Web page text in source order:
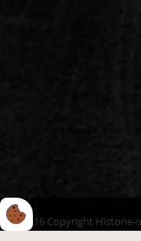
© 2016 Copyright Historie-